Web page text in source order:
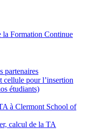
la Formation Continue
partenaires
cellule pour l’insertion
étudiants)
à Clermont School of
calcul de la TA